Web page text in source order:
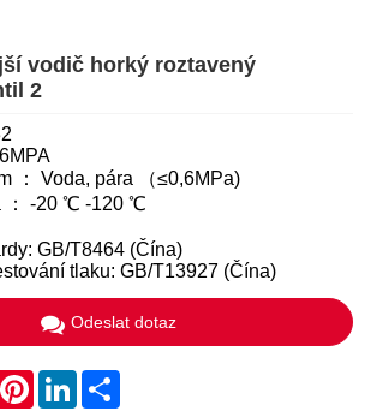
vodič horký roztavený
2
： Voda, pára （≤0,6MPa)
： -20 ℃ -120 ℃
GB/T8464 (Čína)
tlaku: GB/T13927 (Čína)
Odeslat dotaz
PinterestLinkedIn